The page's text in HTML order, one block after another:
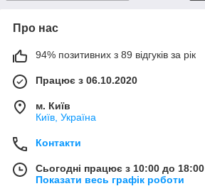
Про нас
94% позитивних з 89 відгуків за рік
Працює з 06.10.2020
м. Київ
Київ, Україна
Контакти
Сьогодні працює з 10:00 до 18:00
Показати весь графік роботи